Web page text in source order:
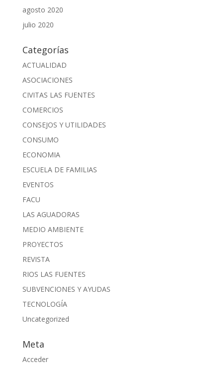
agosto 2020
julio 2020
Categorías
ACTUALIDAD
ASOCIACIONES
CIVITAS LAS FUENTES
COMERCIOS
CONSEJOS Y UTILIDADES
CONSUMO
ECONOMIA
ESCUELA DE FAMILIAS
EVENTOS
FACU
LAS AGUADORAS
MEDIO AMBIENTE
PROYECTOS
REVISTA
RIOS LAS FUENTES
SUBVENCIONES Y AYUDAS
TECNOLOGÍA
Uncategorized
Meta
Acceder